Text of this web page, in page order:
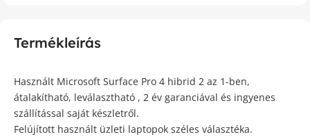
Termékleírás
Használt Microsoft Surface Pro 4 hibrid 2 az 1-ben,
átalakítható, leválasztható , 2 év garanciával és ingyenes
szállítással saját készletről.
Felújított használt üzleti laptopok széles választéka.